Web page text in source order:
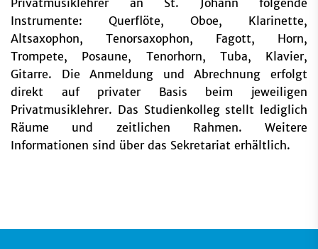
Privatmusiklehrer an St. Johann folgende
Instrumente: Querflöte, Oboe, Klarinette,
Altsaxophon, Tenorsaxophon, Fagott, Horn,
Trompete, Posaune, Tenorhorn, Tuba, Klavier,
Gitarre. Die Anmeldung und Abrechnung erfolgt
direkt auf privater Basis beim jeweiligen
Privatmusiklehrer. Das Studienkolleg stellt lediglich
Räume und zeitlichen Rahmen. Weitere
Informationen sind über das Sekretariat erhältlich.